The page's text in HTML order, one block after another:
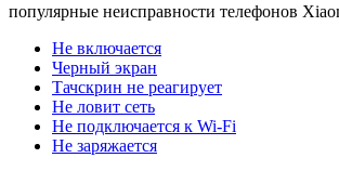
популярные неисправности телефонов
Не включается
Черный экран
Тачскрин не реагирует
Не ловит сеть
Не подключается к Wi-Fi
Не заряжается